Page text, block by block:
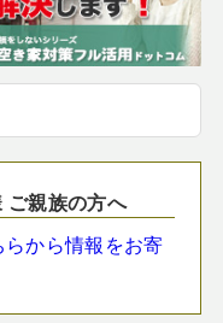
ご親族の方へ
から情報をお寄